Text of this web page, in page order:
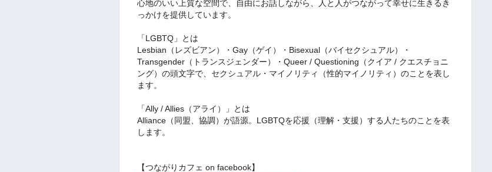
心地のいい上質な空間で、自由にお話しながら、人と人がつながって幸せに生きるき
っかけを提供しています。
「LGBTQ」とは
Lesbian（レズビアン）・Gay（ゲイ）・Bisexual（バイセクシュアル）・
Transgender（トランスジェンダー）・Queer / Questioning（クイア / クエスチョニ
ング）の頭文字で、セクシュアル・マイノリティ（性的マイノリティ）のことを表し
ます。
「Ally / Allies（アライ）」とは
Alliance（同盟、協調）が語源。LGBTQを応援（理解・支援）する人たちのことを表
します。
【つながりカフェ on facebook】